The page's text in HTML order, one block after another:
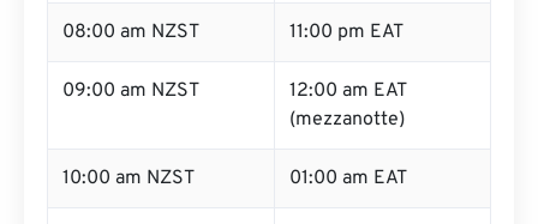
08:00 am NZST 11:00 pm EAT
09:00 am NZST
12:00 am EAT
(mezzanotte)
10:00 am NZST 01:00 am EAT